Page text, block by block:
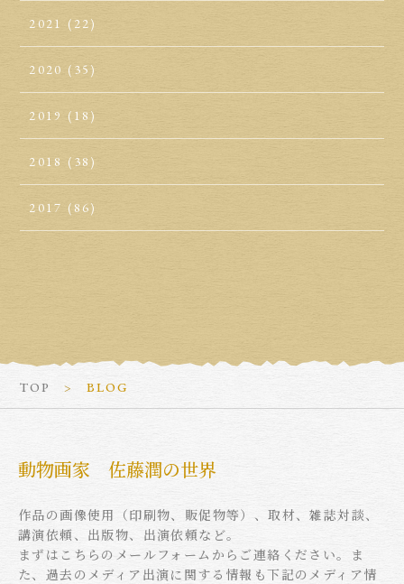
2021 (22)
2020 (35)
2019 (18)
2018 (38)
2017 (86)
TOP BLOG
動物画家 佐藤潤の世界
作品の画像使用（印刷物、販促物等）、取材、雑誌対談、
講演依頼、出版物、出演依頼など。
まずはこちらのメールフォームからご連絡ください。ま
た、過去のメディア出演に関する情報も下記のメディア情